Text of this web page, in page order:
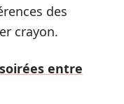
des
crayon.
entre